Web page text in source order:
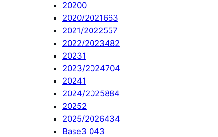
20200
2020/2021663
2021/2022557
2022/2023482
20231
2023/2024704
20241
2024/2025884
20252
2025/2026434
Base3 043